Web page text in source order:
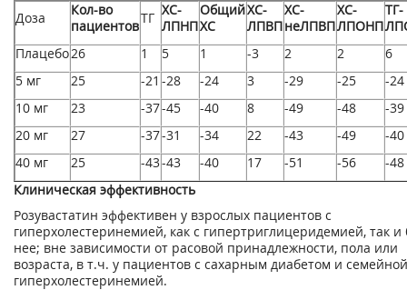
Доза
Кол-во
пациентовТГ ХС-
ЛПНП
Общий
ХС
ХС-
ЛПВП
ХС-
неЛПВП
ХС-
ЛПОНП
ТГ-
Плацебо26 1 5 1 -3 2 2
6
5 мг
25 -21 -28 -24 3 -29 -25
-24
10 мг
23 -37-45 -40 8 -49 -48
-39
20 мг
27 -37-31 -34 22 -43 -49
-40
40 мг
25 -43-43 -40 17 -51 -56
-48
Клиническая эффективность
Розувастатин эффективен у взрослых пациентов с
гиперхолестеринемией, как с гипертриглицеридемией, так и
нее; вне зависимости от расовой принадлежности, пола или
возраста, в т.ч. у пациентов с сахарным диабетом и семейной
гиперхолестеринемией.